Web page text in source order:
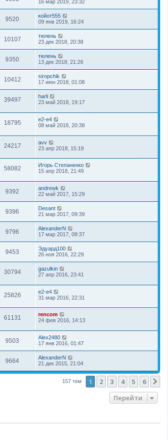
16 мар 2019, 23:32
9520
койот555
09 янв 2019, 16:24
10107
тюлень
23 дек 2018, 20:38
9350
тюлень
13 дек 2018, 21:26
10412
siropchik
17 июн 2018, 01:08
39497
harli
23 май 2018, 19:17
18795
e2-e4
08 май 2018, 20:38
24217
avv
23 апр 2018, 15:19
58082
Игорь Степаненко
15 апр 2018, 21:49
9392
andrewk
22 май 2017, 15:29
9396
Desant
21 мар 2017, 09:39
9796
AlexanderN
17 мар 2017, 08:37
9453
Эдуард100
26 ноя 2016, 22:29
30794
gazulkin
27 апр 2016, 23:41
25826
e2-e4
31 мар 2016, 22:31
61131
rencom
24 фев 2016, 14:13
9503
Alex2480
17 янв 2016, 01:47
9664
AlexanderN
21 дек 2015, 21:04
157 тем 1 2 3 4 5 6
Перейти